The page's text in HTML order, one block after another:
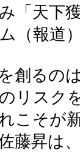
「天下
（報道
を創るの
リスク
こそが
藤昇は